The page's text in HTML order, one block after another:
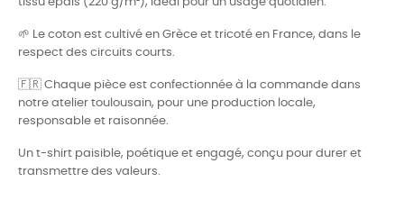
🌱 Le coton est cultivé en Grèce et tricoté en France, dans le
respect des circuits courts.
🇫🇷 Chaque pièce est confectionnée à la commande dans
notre atelier toulousain, pour une production locale,
responsable et raisonnée.
Un t-shirt paisible, poétique et engagé, conçu pour durer et
transmettre des valeurs.